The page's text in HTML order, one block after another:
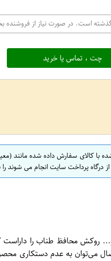
است. در صورت نیاز از فروشنده
چت ، تماس یا خرید
با کالای سفارش داده شده مانند
پرداخت سایت انجام می شوند را
اتصال به انواع تکیه‌گاه‌ها دار بست‌ها و… روکش
می‌توان به عدم دستکاری